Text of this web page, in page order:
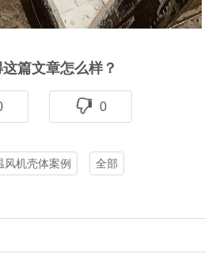
篇文章怎么样？
0
风机壳体案例 全部